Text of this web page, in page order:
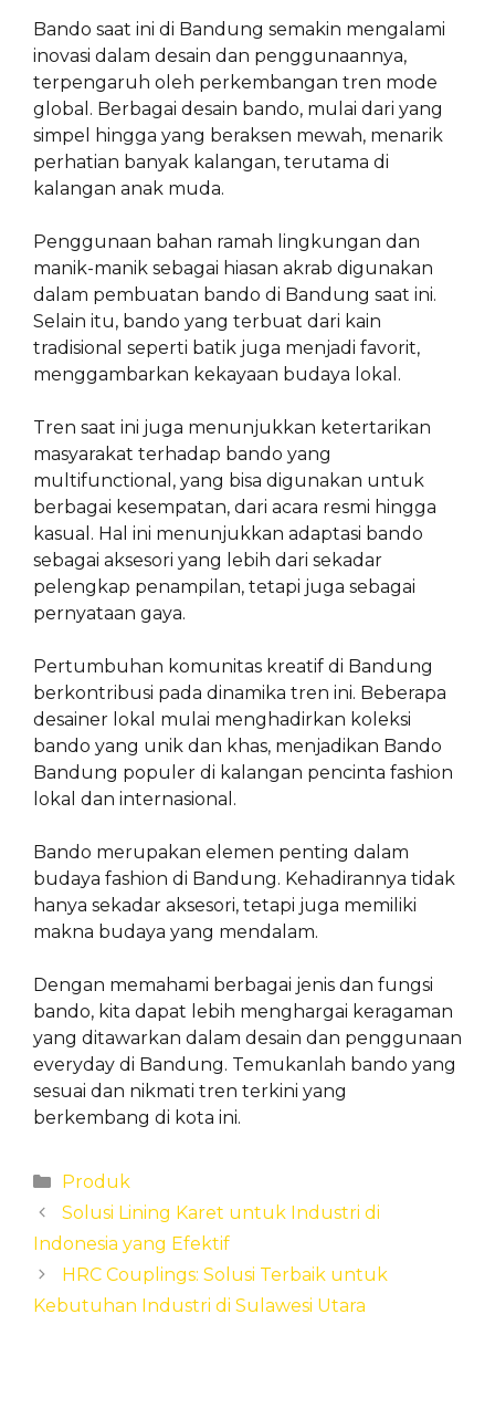
Bando saat ini di Bandung semakin mengalami
inovasi dalam desain dan penggunaannya,
terpengaruh oleh perkembangan tren mode
global. Berbagai desain bando, mulai dari yang
simpel hingga yang beraksen mewah, menarik
perhatian banyak kalangan, terutama di
kalangan anak muda.
Penggunaan bahan ramah lingkungan dan
manik-manik sebagai hiasan akrab digunakan
dalam pembuatan bando di Bandung saat ini.
Selain itu, bando yang terbuat dari kain
tradisional seperti batik juga menjadi favorit,
menggambarkan kekayaan budaya lokal.
Tren saat ini juga menunjukkan ketertarikan
masyarakat terhadap bando yang
multifunctional, yang bisa digunakan untuk
berbagai kesempatan, dari acara resmi hingga
kasual. Hal ini menunjukkan adaptasi bando
sebagai aksesori yang lebih dari sekadar
pelengkap penampilan, tetapi juga sebagai
pernyataan gaya.
Pertumbuhan komunitas kreatif di Bandung
berkontribusi pada dinamika tren ini. Beberapa
desainer lokal mulai menghadirkan koleksi
bando yang unik dan khas, menjadikan Bando
Bandung populer di kalangan pencinta fashion
lokal dan internasional.
Bando merupakan elemen penting dalam
budaya fashion di Bandung. Kehadirannya tidak
hanya sekadar aksesori, tetapi juga memiliki
makna budaya yang mendalam.
Dengan memahami berbagai jenis dan fungsi
bando, kita dapat lebih menghargai keragaman
yang ditawarkan dalam desain dan penggunaan
everyday di Bandung. Temukanlah bando yang
sesuai dan nikmati tren terkini yang
berkembang di kota ini.
Categories
Produk
Solusi Lining Karet untuk Industri di
Indonesia yang Efektif
HRC Couplings: Solusi Terbaik untuk
Kebutuhan Industri di Sulawesi Utara